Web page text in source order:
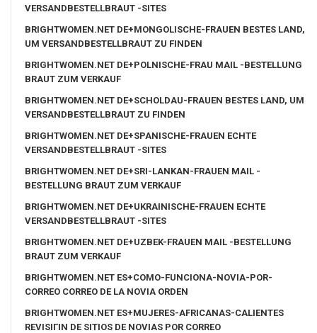
VERSANDBESTELLBRAUT -SITES
BRIGHTWOMEN.NET DE+MONGOLISCHE-FRAUEN BESTES LAND,
UM VERSANDBESTELLBRAUT ZU FINDEN
BRIGHTWOMEN.NET DE+POLNISCHE-FRAU MAIL -BESTELLUNG
BRAUT ZUM VERKAUF
BRIGHTWOMEN.NET DE+SCHOLDAU-FRAUEN BESTES LAND, UM
VERSANDBESTELLBRAUT ZU FINDEN
BRIGHTWOMEN.NET DE+SPANISCHE-FRAUEN ECHTE
VERSANDBESTELLBRAUT -SITES
BRIGHTWOMEN.NET DE+SRI-LANKAN-FRAUEN MAIL -
BESTELLUNG BRAUT ZUM VERKAUF
BRIGHTWOMEN.NET DE+UKRAINISCHE-FRAUEN ECHTE
VERSANDBESTELLBRAUT -SITES
BRIGHTWOMEN.NET DE+UZBEK-FRAUEN MAIL -BESTELLUNG
BRAUT ZUM VERKAUF
BRIGHTWOMEN.NET ES+COMO-FUNCIONA-NOVIA-POR-
CORREO CORREO DE LA NOVIA ORDEN
BRIGHTWOMEN.NET ES+MUJERES-AFRICANAS-CALIENTES
REVISIГІN DE SITIOS DE NOVIAS POR CORREO